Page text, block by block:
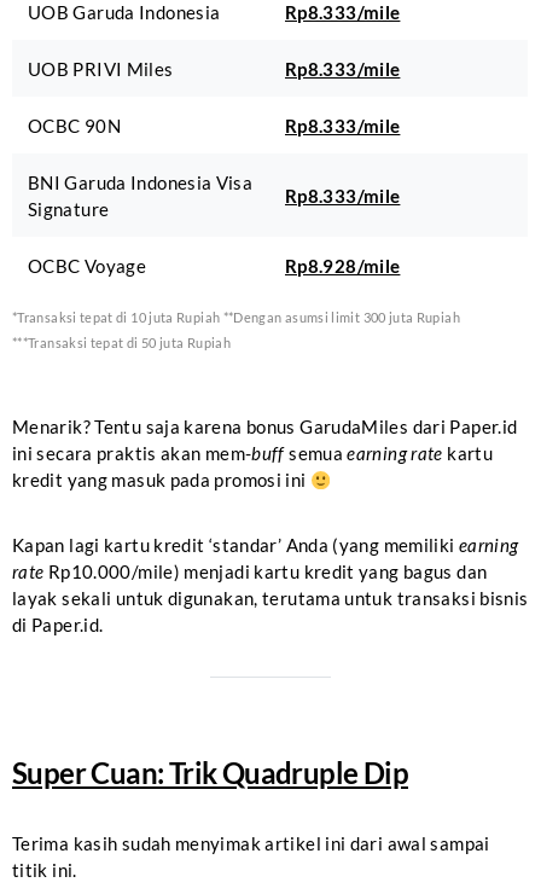
UOB Garuda Indonesia Rp8.333/mile
UOB PRIVI Miles Rp8.333/mile
OCBC 90N Rp8.333/mile
BNI Garuda Indonesia Visa
Signature
Rp8.333/mile
OCBC Voyage Rp8.928/mile
*Transaksi tepat di 10 juta Rupiah **Dengan asumsi limit 300 juta Rupiah
***Transaksi tepat di 50 juta Rupiah
Menarik? Tentu saja karena bonus GarudaMiles dari Paper.id
ini secara praktis akan mem-buffsemuaearning rate kartu
kredit yang masuk pada promosi ini
Kapan lagi kartu kredit ‘standar’ Anda (yang memiliki earning
rate Rp10.000/mile) menjadi kartu kredit yang bagus dan
layak sekali untuk digunakan, terutama untuk transaksi bisnis
di Paper.id.
Super Cuan: Trik Quadruple Dip
Terima kasih sudah menyimak artikel ini dari awal sampai
titik ini.